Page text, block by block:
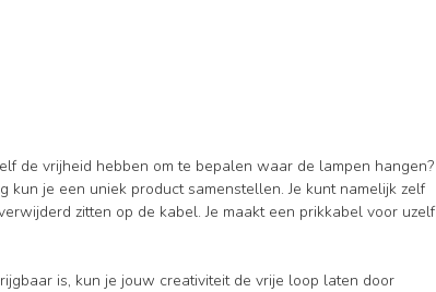
de vrijheid hebben om te bepalen waar de lampen hangen?
kun je een uniek product samenstellen. Je kunt namelijk zelf
zitten op de kabel. Je maakt een prikkabel voor uzelf
is, kun je jouw creativiteit de vrije loop laten door